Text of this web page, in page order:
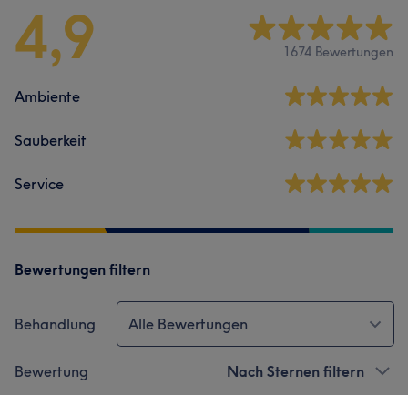
4,9 1674 Bewertungen
Ambiente
Sauberkeit
Service
Bewertungen filtern
Behandlung Alle Bewertungen
Bewertung Nach Sternen filtern